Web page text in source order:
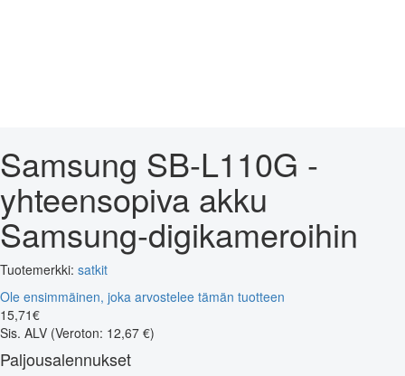
Samsung SB-L110G -
yhteensopiva akku
Samsung-digikameroihin
Tuotemerkki: satkit
Ole ensimmäinen, joka arvostelee tämän tuotteen
15,71€
Sis. ALV (Veroton: 12,67 €)
Paljousalennukset